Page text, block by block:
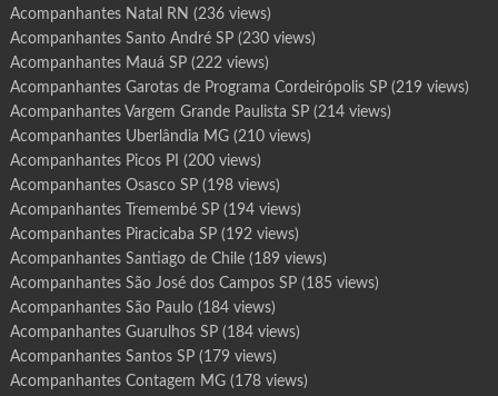
Acompanhantes Natal RN (236 views)
Acompanhantes Santo André SP(230 views)
Acompanhantes Mauá SP(222 views)
Acompanhantes Garotas de Programa Cordeirópolis SP(219 views)
Acompanhantes Vargem Grande Paulista SP(214 views)
Acompanhantes Uberlândia MG(210 views)
Acompanhantes Picos PI (200 views)
Acompanhantes Osasco SP(198 views)
Acompanhantes Tremembé SP(194 views)
Acompanhantes Piracicaba SP(192 views)
Acompanhantes Santiago de Chile(189 views)
Acompanhantes São José dos Campos SP(185 views)
Acompanhantes São Paulo(184 views)
Acompanhantes Guarulhos SP(184 views)
Acompanhantes Santos SP(179 views)
Acompanhantes Contagem MG(178 views)